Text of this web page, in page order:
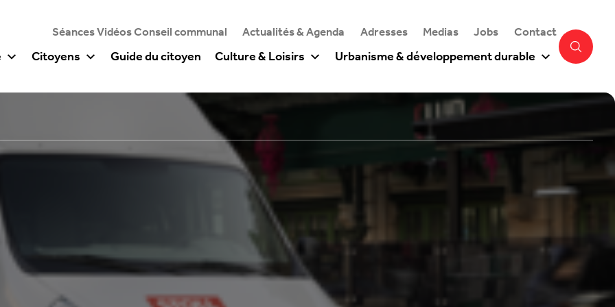
Séances Vidéos Conseil communal Actualités & Agenda Adresses Medias Jobs Contact
Citoyens Guide du citoyen Culture & Loisirs Urbanisme & développement durable